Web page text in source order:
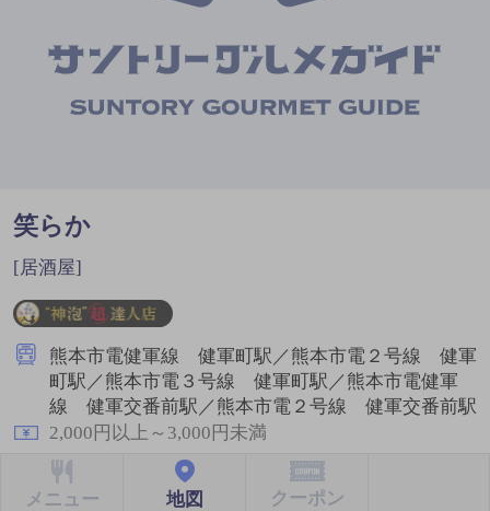
笑らか
[居酒屋]
熊本市電健軍線 健軍町駅／熊本市電２号線 健軍
町駅／熊本市電３号線 健軍町駅／熊本市電健軍
線 健軍交番前駅／熊本市電２号線 健軍交番前駅
2,000円以上～3,000円未満
メニュー 地図 クーポン